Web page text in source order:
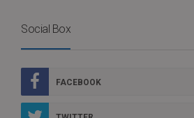
Social Box
FACEBOOK